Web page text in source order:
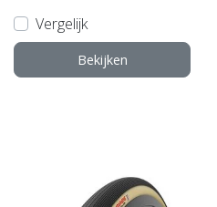
Vergelijk
Bekijken